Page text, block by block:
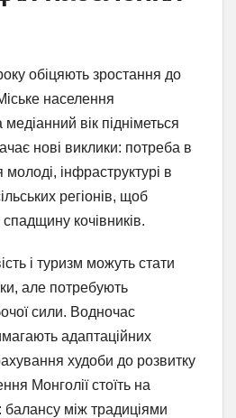
обіцяють зростання до
населення
вік підніметься
нові виклики: потреба в
інфраструктурі в
регіонів, щоб
кочівників.
і туризм можуть стати
але потребують
сили. Водночас
адаптаційних
худоби до розвитку
Монголії стоїть на
балансу між традиціями